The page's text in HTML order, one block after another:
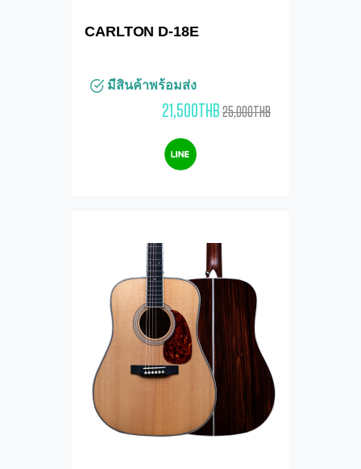
CARLTON D-18E
มีสินค้าพร้อมส่ง
21,500THB25,000THB